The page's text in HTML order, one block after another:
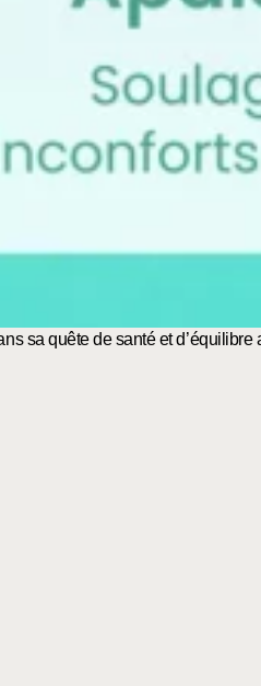
sa quête de santé et